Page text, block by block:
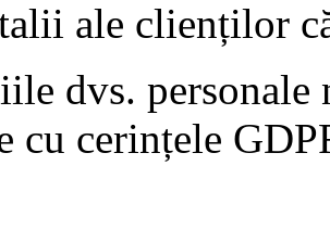
ale clienților
dvs. personale
cu cerințele